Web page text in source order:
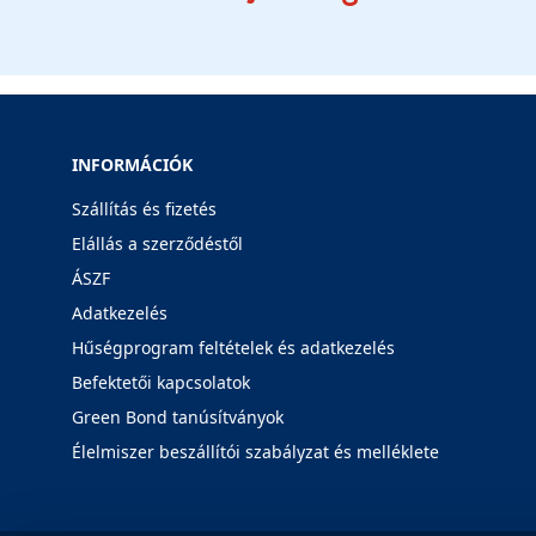
INFORMÁCIÓK
Szállítás és fizetés
Elállás a szerződéstől
ÁSZF
Adatkezelés
Hűségprogram feltételek és adatkezelés
Befektetői kapcsolatok
Green Bond tanúsítványok
Élelmiszer beszállítói szabályzat és melléklete